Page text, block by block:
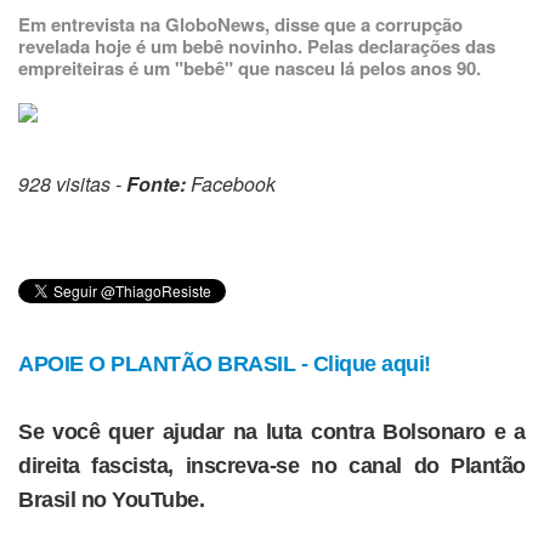
Em entrevista na GloboNews, disse que a corrupção
revelada hoje é um bebê novinho. Pelas declarações das
empreiteiras é um "bebê" que nasceu lá pelos anos 90.
928 visitas -Fonte:Facebook
APOIE O PLANTÃO BRASIL - Clique aqui!
Se você quer ajudar na luta contra Bolsonaro e a
direita fascista, inscreva-se no canal do Plantão
Brasil no YouTube.